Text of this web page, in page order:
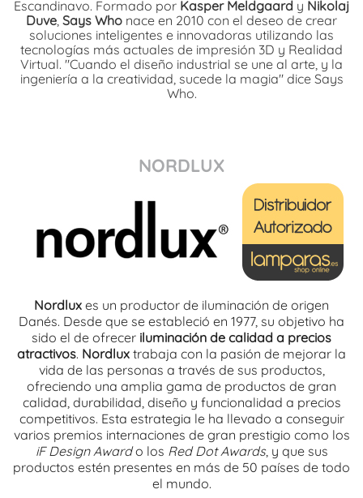
Escandinavo. Formado por Kasper Meldgaard y Nikolaj
Duve Says Who nace en 2010 con el deseo de crear
soluciones inteligentes e innovadoras utilizando las
tecnologías más actuales de impresión 3D y Realidad
Virtual. "Cuando el diseño industrial se une al arte, y la
ingeniería a la creatividad, sucede la magia" dice Says
Who.
NORDLUX
Nordlux es un productor de iluminación de origen
Danés. Desde que se estableció en 1977, su objetivo ha
sido el de ofrecer iluminación de calidad a precios
atractivos. Nordlux trabaja con la pasión de mejorar la
vida de las personas a través de sus productos,
ofreciendo una amplia gama de productos de gran
calidad, durabilidad, diseño y funcionalidad a precios
competitivos. Esta estrategia le ha llevado a conseguir
varios premios internaciones de gran prestigio como los
iF Design Awardo los Red Dot Awards, y que sus
productos estén presentes en más de 50 países de todo
el mundo.